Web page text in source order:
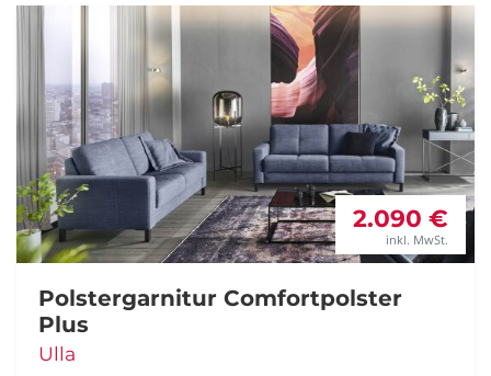
2.090 €
inkl. MwSt.
Polstergarnitur Comfortpolster
Plus
Ulla